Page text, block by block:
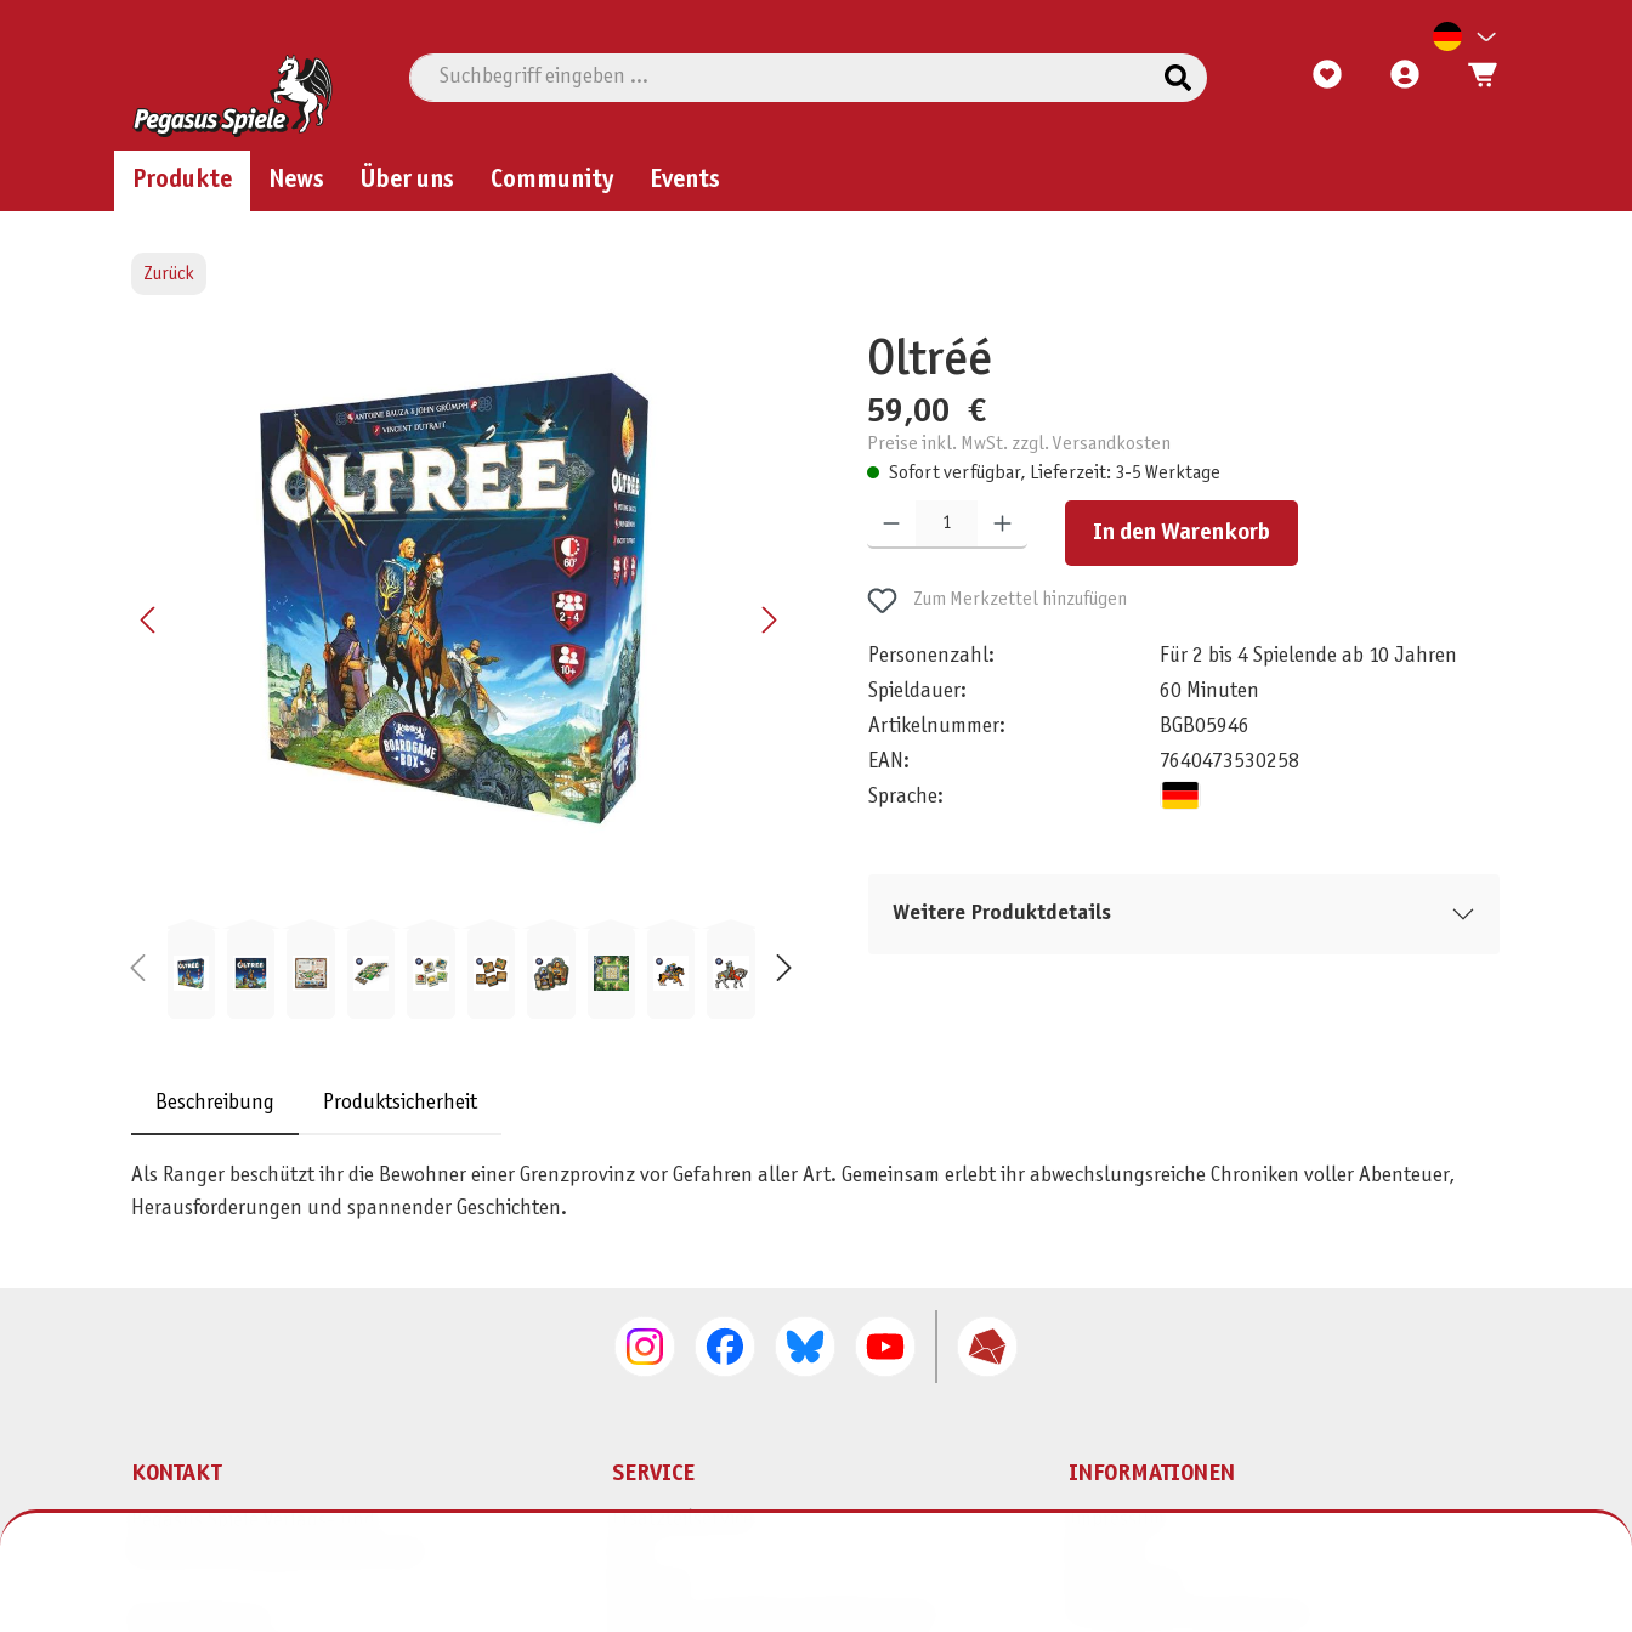
Produkte News Über uns Community Events
Zurück
Oltréé
59,00 €
Preise inkl. MwSt. zzgl. Versandkosten
Sofort verfügbar, Lieferzeit: 3-5 Werktage
In den Warenkorb
Zum Merkzettel hinzufügen
Personenzahl:
Für 2 bis 4 Spielende ab 10 Jahren
Spieldauer:
60 Minuten
Artikelnummer:
BGB05946
EAN:
7640473530258
Sprache:
Weitere Produktdetails
Beschreibung Produktsicherheit
Als Ranger beschützt ihr die Bewohner einer Grenzprovinz vor Gefahren aller Art. Gemeinsam erlebt ihr abwechslungsreiche Chroniken voller Abenteuer,
Herausforderungen und spannender Geschichten.
KONTAKT SERVICE
Ersatzteilservice
INFORMATIONEN
Impressum